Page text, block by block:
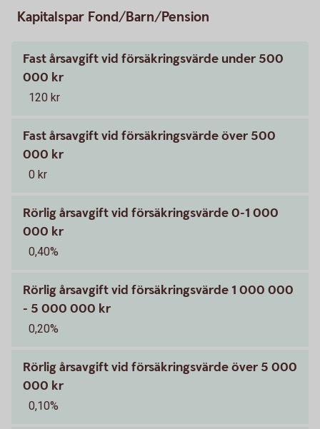
Kapitalspar Fond/Barn/Pension
Fast årsavgift vid försäkringsvärde under 500
000 kr
120 kr
Fast årsavgift vid försäkringsvärde över 500
000 kr
0 kr
Rörlig årsavgift vid försäkringsvärde 0-1 000
000 kr
0,40%
Rörlig årsavgift vid försäkringsvärde 1 000 000
- 5 000 000 kr
0,20%
Rörlig årsavgift vid försäkringsvärde över 5 000
000 kr
0,10%